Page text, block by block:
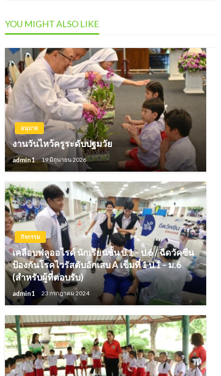
YOU MIGHT ALSO LIKE
อนุบาล
งานวันไหว้ครูระดับปฐมวัย
admin1 19 มิถุนายน 2026
กิจกรรม
เคลือบฟลูออไรด์ นักเรียนชั้น ป.1 – ป.6 / ฉีดวัคซีน
ป้องกันโรคไวรัสตับอักเสบ A เข็มที่ 1 ป.1 – ม.6
(สำหรับผู้ที่ตอบรับ)
admin1 23 กรกฎาคม 2024